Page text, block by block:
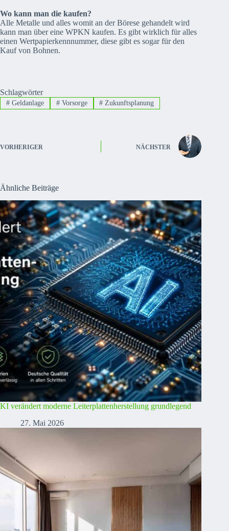
Wo kann man die kaufen?
Alle Metalle und alles womit an der Börese gehandelt wird
kann man über eine WPKN kaufen. Es gibt wirklich für alles
einen Wertpapierkennnummer, diese gibt es sogar für den
Kauf von Bohnen.
Schlagwörter
#Geldanlage #Vorsorge # Zukunftsplanung
VORHERIGER NÄCHSTER
Ähnliche Beiträge
KI verändert moderne Leiterplattenherstellung grundlegend
27. Mai 2026